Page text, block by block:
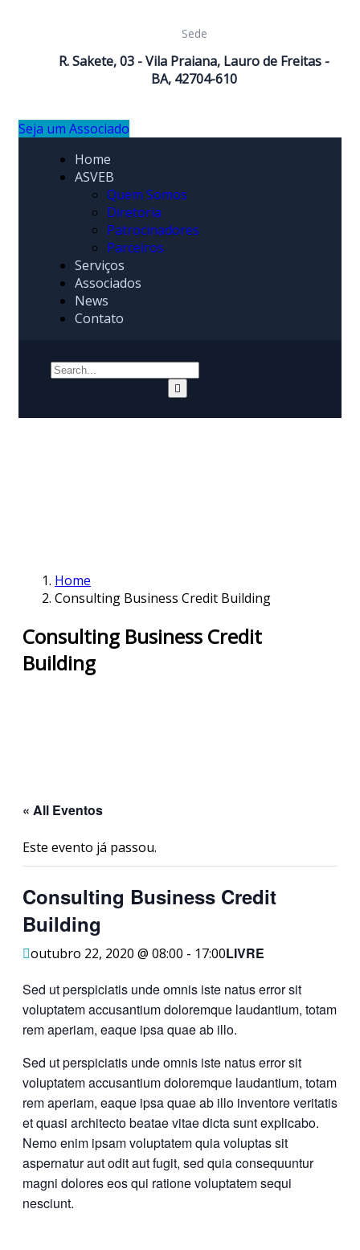
Sede
R. Sakete, 03 - Vila Praiana, Lauro de Freitas -
BA, 42704-610
Seja um Associado
Home
ASVEB
Quem Somos
Diretoria
Patrocinadores
Parceiros
Serviços
Associados
News
Contato
Home
Consulting Business Credit Building
Consulting Business Credit
Building
« All Eventos
Este evento já passou.
Consulting Business Credit
Building
outubro 22, 2020 @ 08:00 - 17:00LIVRE
Sed ut perspiciatis unde omnis iste natus error sit
voluptatem accusantium doloremque laudantium, totam
rem aperiam, eaque ipsa quae ab illo.
Sed ut perspiciatis unde omnis iste natus error sit
voluptatem accusantium doloremque laudantium, totam
rem aperiam, eaque ipsa quae ab illo inventore veritatis
et quasi architecto beatae vitae dicta sunt explicabo.
Nemo enim ipsam voluptatem quia voluptas sit
aspernatur aut odit aut fugit, sed quia consequuntur
magni dolores eos qui ratione voluptatem sequi
nesciunt.